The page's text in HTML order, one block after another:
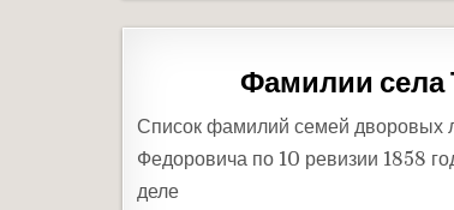
Фамилии села
Список фамилий семей дворовых
Федоровича по 10 ревизии 1858
деле